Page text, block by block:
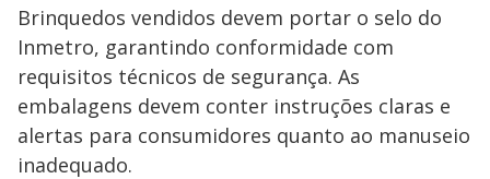
Brinquedos vendidos devem portar o selo do
Inmetro, garantindo conformidade com
requisitos técnicos de segurança. As
embalagens devem conter instruções claras e
alertas para consumidores quanto ao manuseio
inadequado.